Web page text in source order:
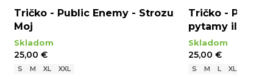
Tričko - Public Enemy - Strozu
Moj
Skladom
25,00 €
S M XL XXL
Tričko - Public
pytamy ilu jest
Skladom
25,00 €
S M L XL